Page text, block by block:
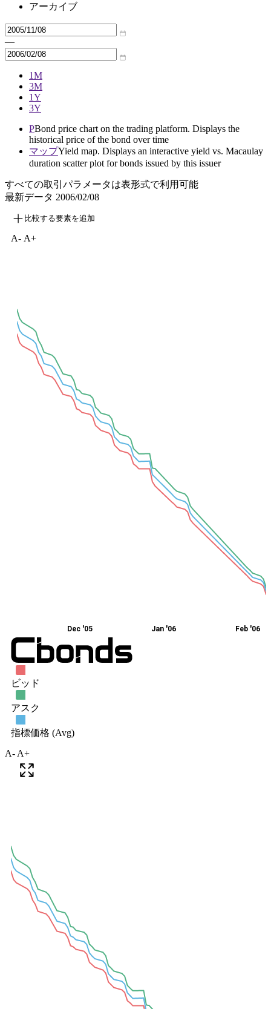
アーカイブ
—
1M
3M
1Y
3Y
PBond price chart on the trading platform. Displays the
historical price of the bond over time
マップYield map. Displays an interactive yield vs. Macaulay
duration scatter plot for bonds issued by this issuer
すべての取引パラメータは表形式で利用可能
最新データ 2006/02/08
比較する要素を追加
A- A+